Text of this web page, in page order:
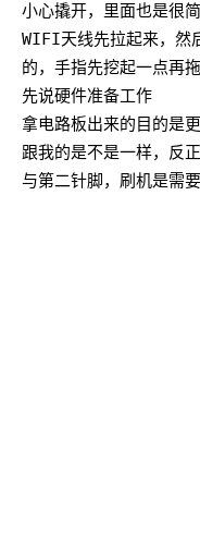
小心撬开，里面也是很
WIFI天线先拉起来，然
的，手指先挖起一点再
先说硬件准备工作
拿电路板出来的目的是
跟我的是不是一样，反
与第二针脚，刷机是需